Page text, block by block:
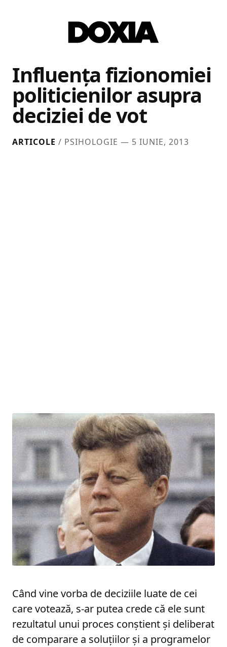
Influenţa fizionomiei
politicienilor asupra
deciziei de vot
ARTICOLE / PSIHOLOGIE — 5 IUNIE, 2013
Când vine vorba de deciziile luate de cei
care votează, s-ar putea crede că ele sunt
rezultatul unui proces conștient și deliberat
de comparare a soluțiilor și a programelor